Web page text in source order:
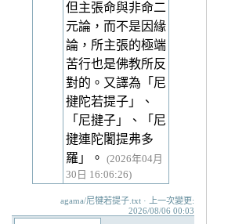
但主張命與非命二
元論，而不是因緣
論，所主張的極端
苦行也是佛教所反
對的。又譯為「尼
揵陀若提子」、
「尼揵子」、「尼
揵連陀闍提弗多
羅」。
(2026年04月
30日 16:06:26)
agama/尼犍若提子.txt · 上一次變更:
2026/08/06 00:03